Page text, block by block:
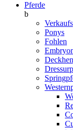
Pferde
b
Ponys
Fohlen